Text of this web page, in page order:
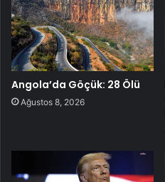
Angola’da Göçük: 28 Ölü
Ağustos 8, 2026